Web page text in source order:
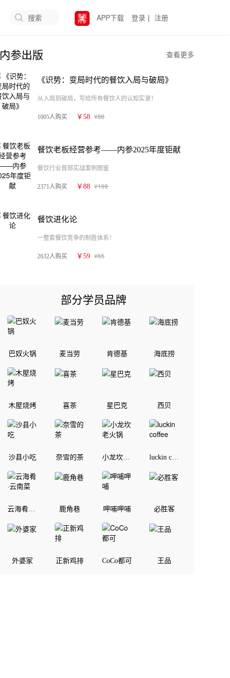
搜索 APP下载 登录 | 注册
内参出版 查看更多
《识势：变局时代的餐饮入局与破局》
从入局到破局，写给所有餐饮人的认知实录！
1005人购买 ￥58 ¥88
餐饮老板经营参考——内参2025年度钜献
餐饮行业首部实战案例图鉴
2371人购买 ￥88 ¥199
餐饮进化论
一整套餐饮竞争的制胜体系！
2632人购买 ￥59 ¥65
部分学员品牌
巴奴火锅 麦当劳 肯德基 海底捞
木屋烧烤 喜茶 星巴克 西贝
沙县小吃 奈雪的茶 小龙坎老火锅 luckin coffee
云海肴·云南菜 鹿角巷 呷哺呷哺 必胜客
外婆家 正新鸡排 CoCo都可 王品